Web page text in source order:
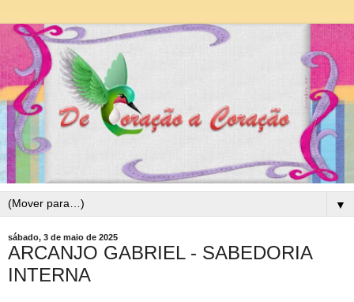
▼
sábado, 3 de maio de 2025
ARCANJO GABRIEL - SABEDORIA
INTERNA